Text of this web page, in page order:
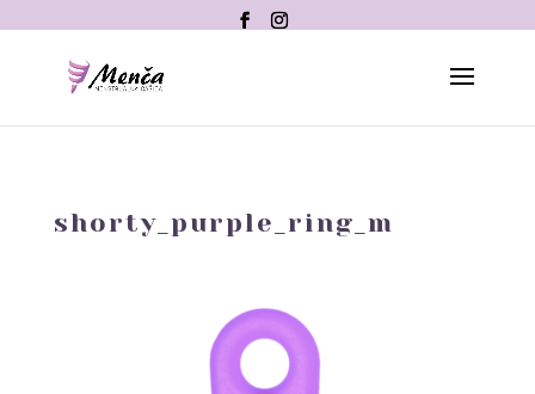
shorty_purple_ring_m